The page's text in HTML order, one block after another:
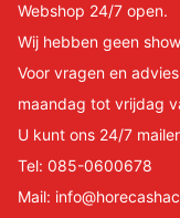
Webshop 24/7 open.
Wij hebben geen
Voor vragen en
maandag tot vrijdag
U kunt ons 24/7
Tel: 085-0600678
Mail: